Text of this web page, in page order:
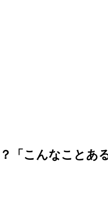
「こんなことある